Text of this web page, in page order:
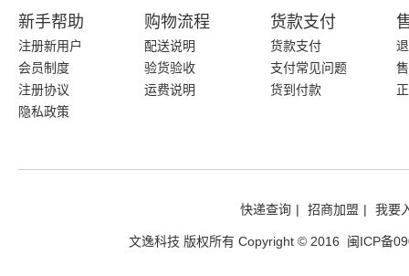
新手帮助
注册新用户
会员制度
注册协议
隐私政策
购物流程
配送说明
验货验收
运费说明
货款支付
货款支付
支付常见问题
货到付款
快递查询 | 招商加盟 | 我要
文逸科技 版权所有Copyright © 2016 闽ICP备